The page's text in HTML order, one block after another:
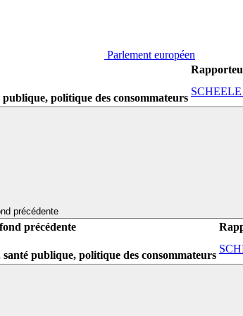
Parlement européen
politique des consommateurs
précédente
précédente
publique, politique des consommateurs